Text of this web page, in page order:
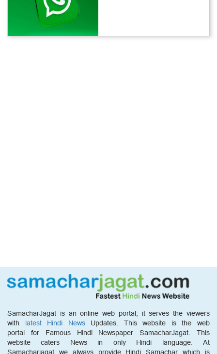
SamacharJagat is an online web portal; it serves the viewers
with latest Hindi NewsUpdates. This website is the web
portal for Famous Hindi Newspaper SamacharJagat. This
website caters News in only Hindi language. At